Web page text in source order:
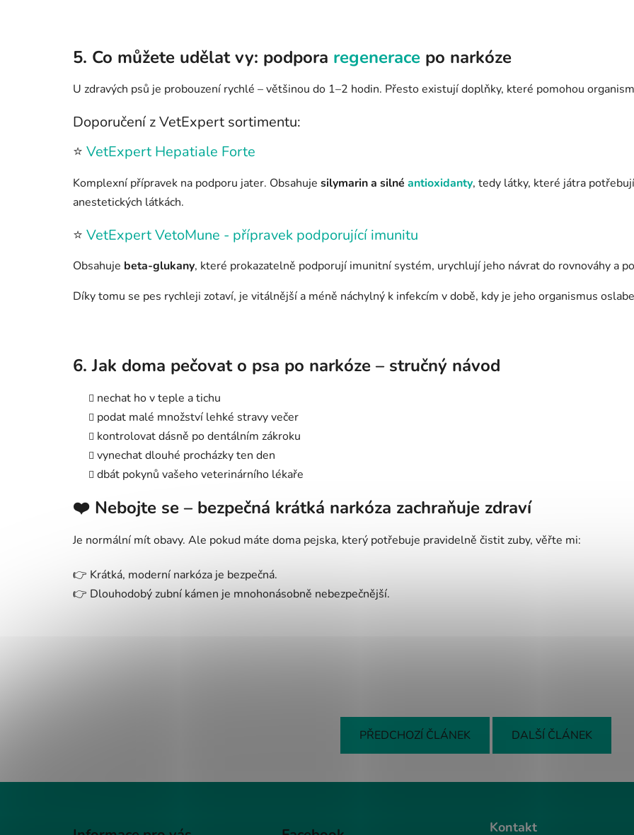
5. Co můžete udělat vy: podpora regenerace po narkóze
U zdravých psů je probouzení rychlé – většinou do 1–2 hodin. Přesto existují doplňky, které pomohou
Doporučení z VetExpert sortimentu:
⭐ VetExpert Hepatiale Forte
Komplexní přípravek na podporu jater. Obsahuje silymarin a silné antioxidanty, tedy látky, které játra
anestetických látkách.
⭐ VetExpert VetoMune - přípravek podporující imunitu
Obsahuje beta-glukany, které prokazatelně podporují imunitní systém, urychlují jeho návrat do rovnováhy a
Díky tomu se pes rychleji zotaví, je vitálnější a méně náchylný k infekcím v době, kdy je jeho organismus
6. Jak doma pečovat o psa po narkóze – stručný návod
nechat ho v teple a tichu
podat malé množství lehké stravy večer
kontrolovat dásně po dentálním zákroku
vynechat dlouhé procházky ten den
dbát pokynů vašeho veterinárního lékaře
❤️ Nebojte se – bezpečná krátká narkóza zachraňuje zdraví
Je normální mít obavy. Ale pokud máte doma pejska, který potřebuje pravidelně čistit zuby, věřte mi:
👉 Krátká, moderní narkóza je bezpečná.
👉 Dlouhodobý zubní kámen je mnohonásobně nebezpečnější.
PŘEDCHOZÍ ČLÁNEK DALŠÍ ČLÁNEK
Kontakt